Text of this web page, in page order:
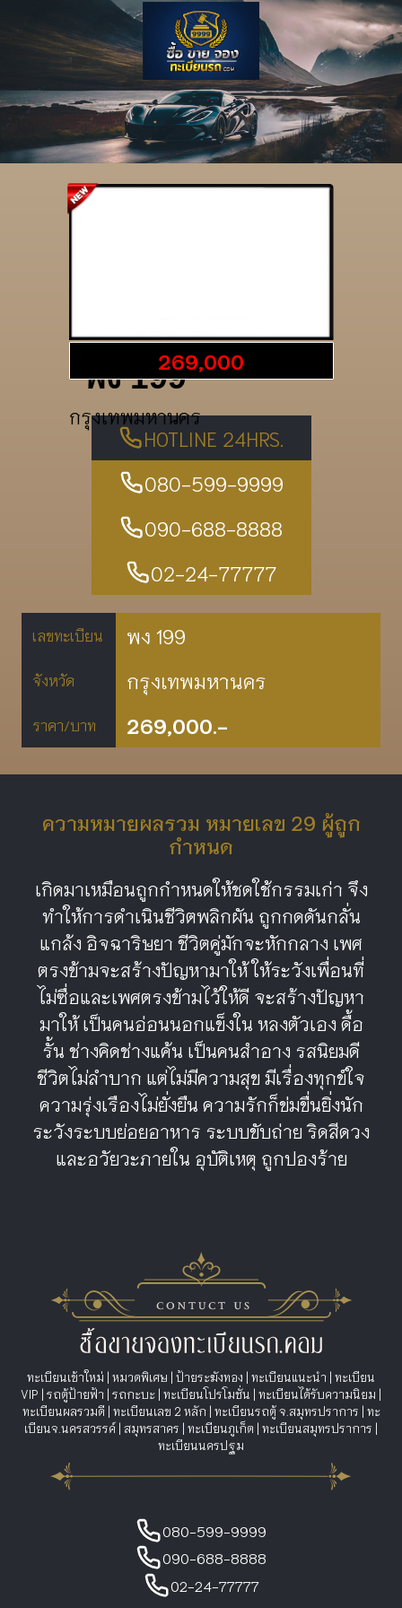
พง 199
กรุงเทพมหานคร
269,000
HOTLINE 24HRS.
080-599-9999
090-688-8888
02-24-77777
เลขทะเบียน พง 199
จังหวัด กรุงเทพมหานคร
ราคา/บาท 269,000.-
ความหมายผลรวม หมายเลข 29 ผู้ถูก
กำหนด
เกิดมาเหมือนถูกกำหนดให้ชดใช้กรรมเก่า จึง
ทำให้การดำเนินชีวิตพลิกผัน ถูกกดดันกลั่น
แกล้ง อิจฉาริษยา ชีวิตคู่มักจะหักกลาง เพศ
ตรงข้ามจะสร้างปัญหามาให้ ให้ระวังเพื่อนที่
ไม่ซื่อและเพศตรงข้ามไว้ให้ดี จะสร้างปัญหา
มาให้ เป็นคนอ่อนนอกแข็งใน หลงตัวเอง ดื้อ
รั้น ช่างคิดช่างแค้น เป็นคนสำอาง รสนิยมดี
ชีวิตไม่ลำบาก แต่ไม่มีความสุข มีเรื่องทุกข์ใจ
ความรุ่งเรืองไม่ยั่งยืน ความรักก็ข่มขื่นยิ่งนัก
ระวังระบบย่อยอาหาร ระบบขับถ่าย ริดสีดวง
และอวัยวะภายใน อุบัติเหตุ ถูกปองร้าย
ทะเบียนเข้าใหม่ | หมวดพิเศษ | ป้ายระฆังทอง | ทะเบียนแนะนำ | ทะเบียน
VIP | รถตู้ป้ายฟ้า | รถกะบะ | ทะเบียนโปรโมชั่น | ทะเบียนได้รับความนิยม |
ทะเบียนผลรวมดี | ทะเบียนเลข 2 หลัก | ทะเบียนรถตู้ จ.สมุทรปราการ | ทะ
เบียนจ.นครสวรรค์ | สมุทรสาคร | ทะเบียนภูเก็ต | ทะเบียนสมุทรปราการ |
ทะเบียนนครปฐม
080-599-9999
090-688-8888
02-24-77777